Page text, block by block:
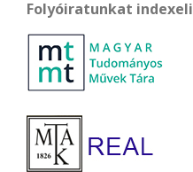
Folyóiratunkat indexeli